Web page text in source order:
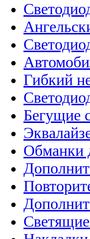
Гибкий
Бегущие
Обманки